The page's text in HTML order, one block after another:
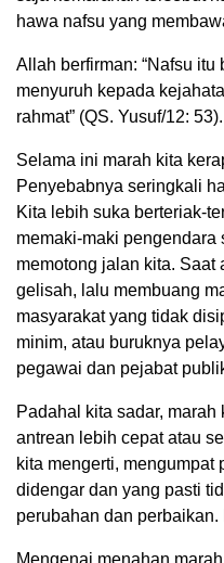
hawa nafsu yang
Allah berfirman: “Nafsu
menyuruh kepada
rahmat” (QS. Yusuf/12: 53).
Selama ini marah kita
Penyebabnya seringkali
Kita lebih suka berteriak-
memaki-maki pengendara
memotong jalan kita. Saat
gelisah, lalu membuang
masyarakat yang tidak
minim, atau buruknya
pegawai dan pejabat
Padahal kita sadar,
antrean lebih cepat atau
kita mengerti, mengumpat
didengar dan yang pasti
perubahan dan